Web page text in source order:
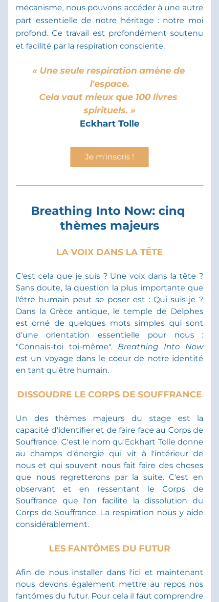
mécanisme, nous pouvons accéder à une autre
part essentielle de notre héritage : notre moi
profond. Ce travail est profondément soutenu
et facilité par la respiration consciente.
« Une seule respiration amène de
l'espace.
Cela vaut mieux que 100 livres
spirituels. »
Eckhart Tolle
Je m'inscris !
Breathing Into Now: cinq
thèmes majeurs
LA VOIX DANS LA TÊTE
C'est cela que je suis ? Une voix dans la tête ?
Sans doute, la question la plus importante que
l'être humain peut se poser est : Qui suis-je ?
Dans la Grèce antique, le temple de Delphes
est orné de quelques mots simples qui sont
d'une orientation essentielle pour nous :
"Connais-toi toi-même". Breathing Into Now
est un voyage dans le coeur de notre identité
en tant qu'être humain.
DISSOUDRE LE CORPS DE SOUFFRANCE
Un des thèmes majeurs du stage est la
capacité d'identifier et de faire face au Corps de
Souffrance. C'est le nom qu'Eckhart Tolle donne
au champs d'énergie qui vit à l'intérieur de
nous et qui souvent nous fait faire des choses
que nous regretterons par la suite. C'est en
observant et en ressentant le Corps de
Souffrance que l'on facilite la dissolution du
Corps de Souffrance. La respiration nous y aide
considérablement.
LES FANTÔMES DU FUTUR
Afin de nous installer dans l'ici et maintenant
nous devons également mettre au repos nos
fantômes du futur. Pour cela il faut comprendre